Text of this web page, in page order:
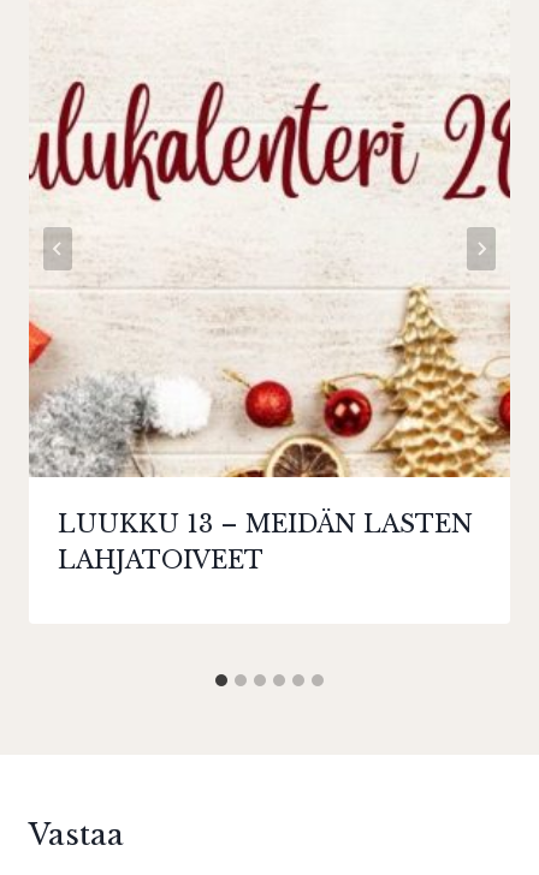
LUUKKU 13 – MEIDÄN LASTEN
LAHJATOIVEET
Vastaa